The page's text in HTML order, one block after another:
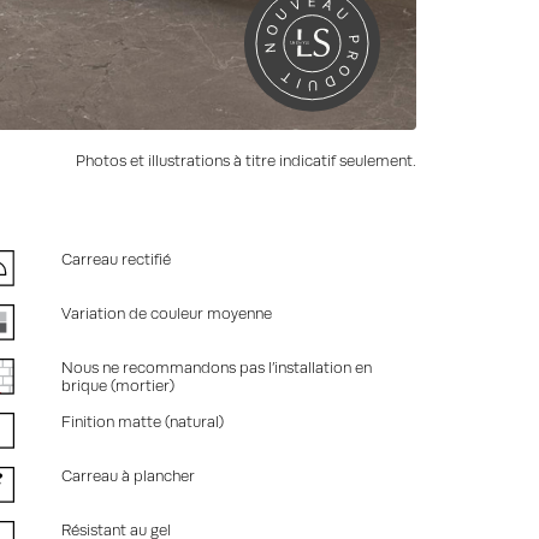
Photos et illustrations à titre indicatif seulement.
Carreau rectifié
Variation de couleur moyenne
Nous ne recommandons pas l’installation en
brique (mortier)
Finition matte (natural)
Carreau à plancher
Résistant au gel